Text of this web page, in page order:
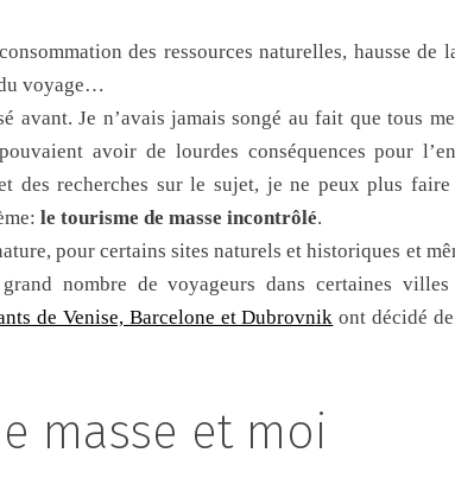
des ressources naturelles, hausse
voyage…
avant. Je n’avais jamais songé au fait que tous
avoir de lourdes conséquences pour
des recherches sur le sujet, je ne peux plus faire
le tourisme de masse incontrôlé.
pour certains sites naturels et historiques et
nombre de voyageurs dans certaines
de Venise, Barcelone et Dubrovnik ont décidé
masse et moi